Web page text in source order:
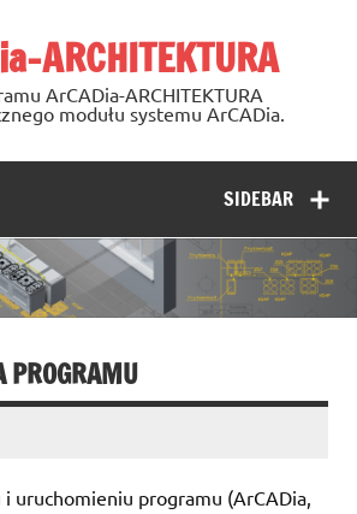
ARCHITEKTURA
ArCADia-ARCHITEKTURA
modułu systemu ArCADia.
SIDEBAR
PROGRAMU
i uruchomieniu programu (ArCADia,